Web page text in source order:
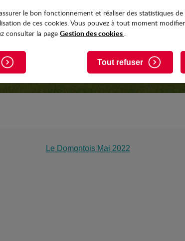
le bon fonctionnement et réaliser des statistiques
de ces cookies. Vous pouvez à tout moment
consulter la page Gestion des cookies .
Tout refuser
Le Domontois Mai 2022